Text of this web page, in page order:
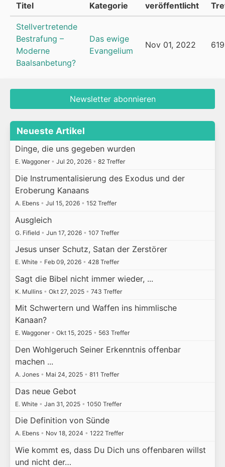
Titel Kategorie veröffentlicht
Stellvertretende
Bestrafung –
Moderne
Baalsanbetung?
Das ewige
Evangelium
Nov 01, 2022
Newsletter abonnieren
Neueste Artikel
Dinge, die uns gegeben wurden
E. Waggoner • Jul 20, 2026 • 82 Treffer
Die Instrumentalisierung des Exodus und der
Eroberung Kanaans
A. Ebens • Jul 15, 2026 • 152 Treffer
Ausgleich
G. Fifield • Jun 17, 2026 • 107 Treffer
Jesus unser Schutz, Satan der Zerstörer
E. White • Feb 09, 2026 • 428 Treffer
Sagt die Bibel nicht immer wieder, ...
K. Mullins • Okt 27, 2025 • 743 Treffer
Mit Schwertern und Waffen ins himmlische
Kanaan?
E. Waggoner • Okt 15, 2025 • 563 Treffer
Den Wohlgeruch Seiner Erkenntnis offenbar
machen ...
A. Jones • Mai 24, 2025 • 811 Treffer
Das neue Gebot
E. White • Jan 31, 2025 • 1050 Treffer
Die Definition von Sünde
A. Ebens • Nov 18, 2024 • 1222 Treffer
Wie kommt es, dass Du Dich uns offenbaren willst
und nicht der…